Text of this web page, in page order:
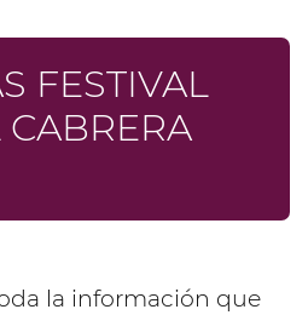
FESTIVAL
la información que